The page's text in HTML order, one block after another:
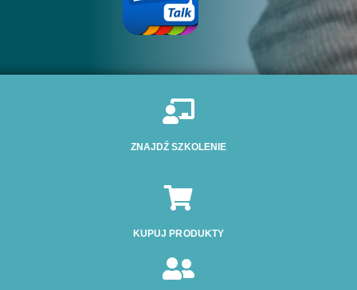

ZNAJDŹ SZKOLENIE

KUPUJ PRODUKTY
